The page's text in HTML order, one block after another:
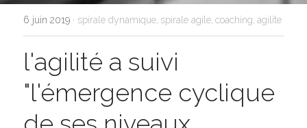
6 juin 2019 · spirale dynamique, spirale agile, coaching, agilite
l'agilité a suivi
"l'émergence cyclique